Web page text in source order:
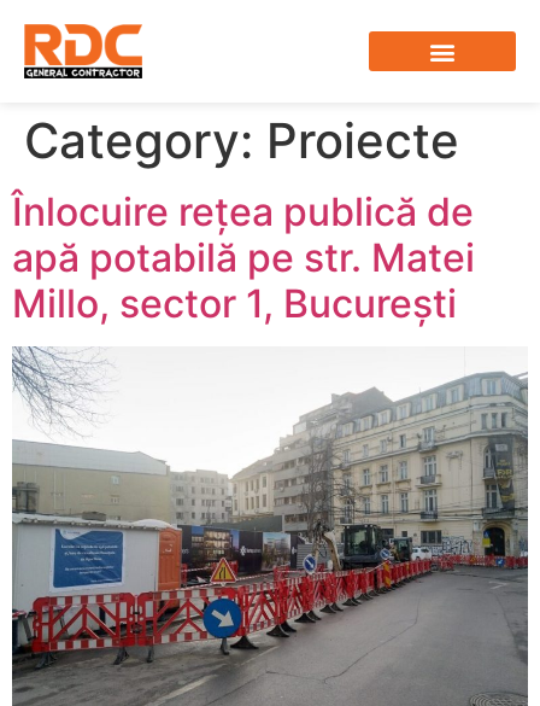
Category: Proiecte
Înlocuire rețea publică de
apă potabilă pe str. Matei
Millo, sector 1, București